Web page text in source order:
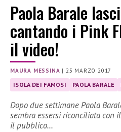
Paola Barale
cantando i Pink
il video!
MAURA MESSINA | 25 MARZO 2017
ISOLA DEI FAMOSI PAOLA BARALE
Dopo due settimane Paola
sembra essersi riconciliata con
il pubblico…